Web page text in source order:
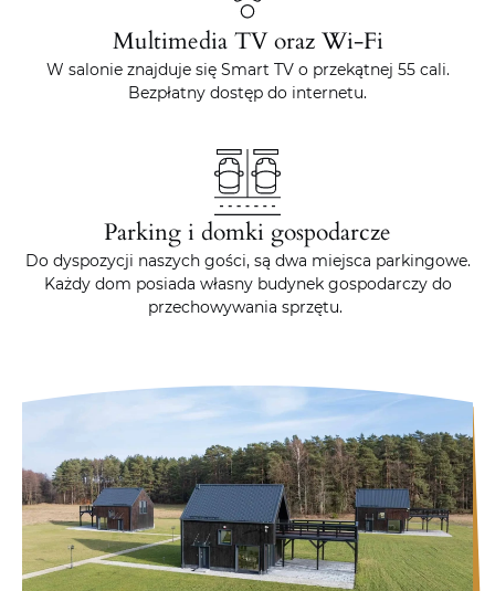
Multimedia TV oraz Wi-Fi
W salonie znajduje się Smart TV o przekątnej 55 cali.
Bezpłatny dostęp do internetu.
Parking i domki gospodarcze
Do dyspozycji naszych gości, są dwa miejsca parkingowe.
Każdy dom posiada własny budynek gospodarczy do
przechowywania sprzętu.